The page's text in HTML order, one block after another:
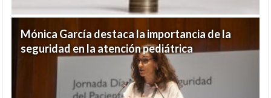
Mónica García destaca la importancia de la
seguridad en la atención pediátrica